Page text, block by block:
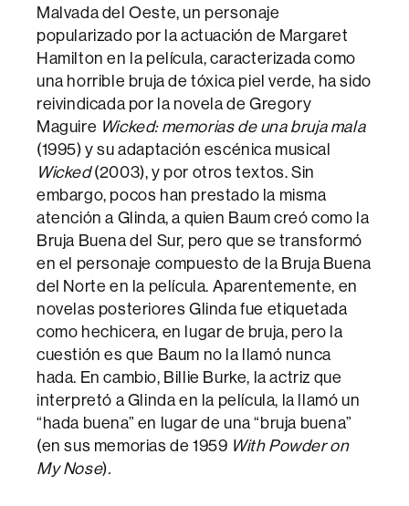
Malvada del Oeste, un personaje
popularizado por la actuación de Margaret
Hamilton en la película, caracterizada como
una horrible bruja de tóxica piel verde, ha sido
reivindicada por la novela de Gregory
Maguire Wicked: memorias de una bruja mala
(1995) y su adaptación escénica musical
Wicked(2003), y por otros textos. Sin
embargo, pocos han prestado la misma
atención a Glinda, a quien Baum creó como la
Bruja Buena del Sur, pero que se transformó
en el personaje compuesto de la Bruja Buena
del Norte en la película. Aparentemente, en
novelas posteriores Glinda fue etiquetada
como hechicera, en lugar de bruja, pero la
cuestión es que Baum no la llamó nunca
hada. En cambio, Billie Burke, la actriz que
interpretó a Glinda en la película, la llamó un
“hada buena” en lugar de una “bruja buena”
(en sus memorias de 1959 With Powder on
My Nose).